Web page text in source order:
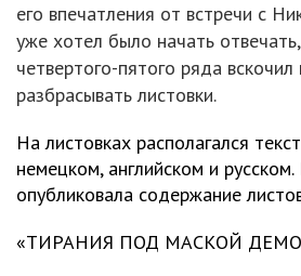
его впечатления от встречи с
уже хотел было начать отвечать,
четвертого-пятого ряда
разбрасывать листовки.
На листовках располагался
немецком, английском и
опубликовала содержание
«ТИРАНИЯ ПОД МАСКОЙ